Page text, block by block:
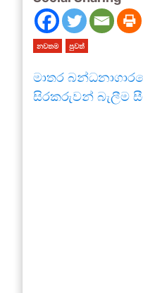
නවතම පුවත්
මාතර
සිරකරුවන් බැලීම